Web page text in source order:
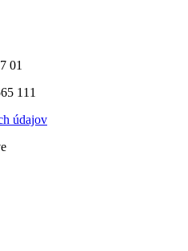
01
111
údajov